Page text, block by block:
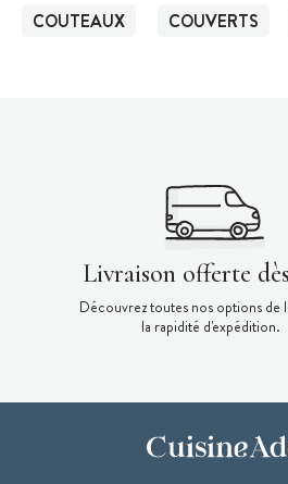
COUTEAUX COUVERTS
Livraison offerte
Découvrez toutes nos options de
la rapidité d'expédition.